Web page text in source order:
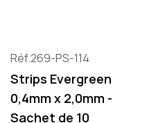
Réf.269-PS-114
Strips Evergreen
0,4mm x 2,0mm -
Sachet de 10